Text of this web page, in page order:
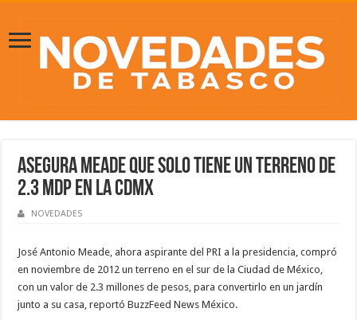
Asegura Meade que solo tiene un terreno de
2.3 mdp en la CDMX
NOVEDADES
José Antonio Meade, ahora aspirante del PRI a la presidencia, compró
en noviembre de 2012 un terreno en el sur de la Ciudad de México,
con un valor de 2.3 millones de pesos, para convertirlo en un jardín
junto a su casa, reportó BuzzFeed News México.